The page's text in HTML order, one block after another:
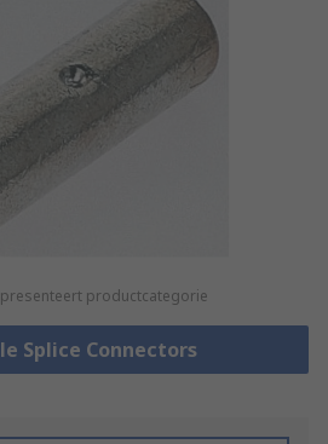
productcategorie
Splice Connectors